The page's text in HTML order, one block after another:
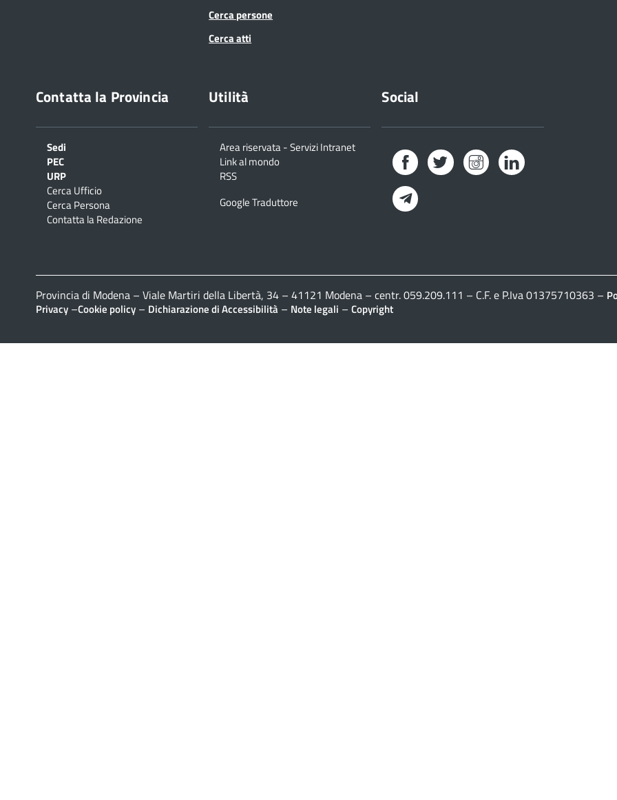
Cerca persone
Cerca atti
Contatta la Provincia
Sedi
PEC
URP
Cerca Ufficio
Cerca Persona
Contatta la Redazione
Utilità
Area riservata - Servizi Intranet
Link al mondo
RSS
Google Traduttore
Social
FacebookTwitterInstagramLinkedIn
Provincia di Modena – Viale Martiri della Libertà, 34 – 41121 Modena – centr. 059.209.111 – C.F. e P.Iva 01375710363 –
Privacy –Cookie policy – Dichiarazione di Accessibilità – Note legali – Copyright